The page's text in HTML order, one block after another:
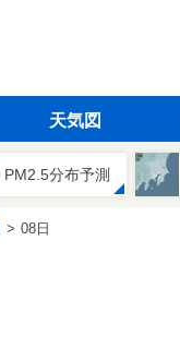
天気図
PM2.5分布予測
08日